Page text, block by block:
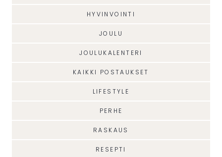
HYVINVOINTI
JOULU
JOULUKALENTERI
KAIKKI POSTAUKSET
LIFESTYLE
PERHE
RASKAUS
RESEPTI